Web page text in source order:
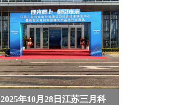
2025年10月28日江苏三月科